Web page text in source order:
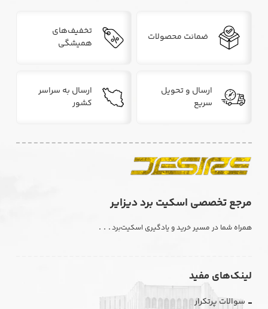
ضمانت محصولات
تخفیف‌های
همیشگی
ارسال و تحویل
سریع
ارسال به سراسر
کشور
مرجع تخصصی اسکیت برد دیزایر
همراه شما در مسیر خرید و یادگیری اسکیت‌برد. . .
لینک‌های مفید
سوالات پرتکرار